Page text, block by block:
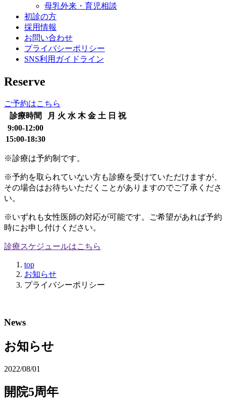
母乳外来・育児相談
初診の方
採用情報
お問い合わせ
プライバシーポリシー
SNS利用ガイドライン
Reserve
ご予約はこちら
診療時間
月 火 水 木 金 土 日 祝
9:00-12:00
15:00-18:30
※診療は予約制です。
※予約を取られていない方も診療を受けていただけますが、
その場合はお待ちいただくことがありますのでご了承くださ
い。
※いずれも女性医師の対応が可能です。ご希望があれば予約
時にお申し付けください。
診療スケジュールはこちら
top
お知らせ
プライバシーポリシー
News
お知らせ
2022/08/01
開院5周年